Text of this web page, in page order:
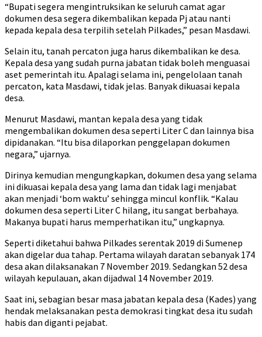
“Bupati segera mengintruksikan ke seluruh camat agar
dokumen desa segera dikembalikan kepada Pj atau nanti
kepada kepala desa terpilih setelah Pilkades,” pesan Masdawi.
Selain itu, tanah percaton juga harus dikembalikan ke desa.
Kepala desa yang sudah purna jabatan tidak boleh menguasai
aset pemerintah itu. Apalagi selama ini, pengelolaan tanah
percaton, kata Masdawi, tidak jelas. Banyak dikuasai kepala
desa.
Menurut Masdawi, mantan kepala desa yang tidak
mengembalikan dokumen desa seperti Liter C dan lainnya bisa
dipidanakan. “Itu bisa dilaporkan penggelapan dokumen
negara,” ujarnya.
Dirinya kemudian mengungkapkan, dokumen desa yang selama
ini dikuasai kepala desa yang lama dan tidak lagi menjabat
akan menjadi ‘bom waktu’ sehingga mincul konflik. “Kalau
dokumen desa seperti Liter C hilang, itu sangat berbahaya.
Makanya bupati harus memperhatikan itu,” ungkapnya.
Seperti diketahui bahwa Pilkades serentak 2019 di Sumenep
akan digelar dua tahap. Pertama wilayah daratan sebanyak 174
desa akan dilaksanakan 7 November 2019. Sedangkan 52 desa
wilayah kepulauan, akan dijadwal 14 November 2019.
Saat ini, sebagian besar masa jabatan kepala desa (Kades) yang
hendak melaksanakan pesta demokrasi tingkat desa itu sudah
habis dan diganti pejabat.